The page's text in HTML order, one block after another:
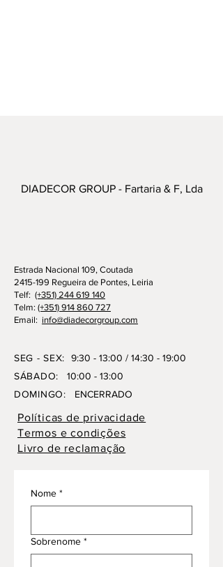
DIADECOR GROUP - Fartaria & F, Lda
Estrada Nacional 109, Coutada
2415-199 Regueira de Pontes, Leiria
Telf: (+351) 244 619 140
Telm: (+351) 914 860 727
Email: info@diadecorgroup.com
SEG - SEX:9:30 - 13:00 / 14:30 - 19:00
SÁBADO: 10:00 - 13:00
DOMINGO: ENCERRADO
Políticas de privacidade
Termos e condições
Livro de reclamação
Nome *
Sobrenome *